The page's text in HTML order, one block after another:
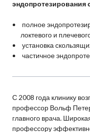
эндопротезирования
полное
локтевого и
установка
частичное
С 2008 года клинику
профессор Вольф
главного врача.
профессору